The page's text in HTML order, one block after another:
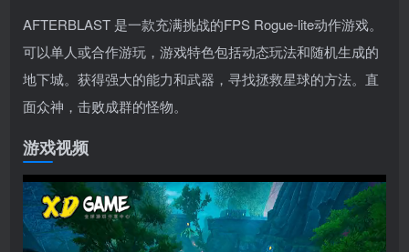
AFTERBLAST 是一款充满挑战的FPS Rogue-lite动作游戏。
可以单人或合作游玩，游戏特色包括动态玩法和随机生成的
地下城。获得强大的能力和武器，寻找拯救星球的方法。直
面众神，击败成群的怪物。
游戏视频